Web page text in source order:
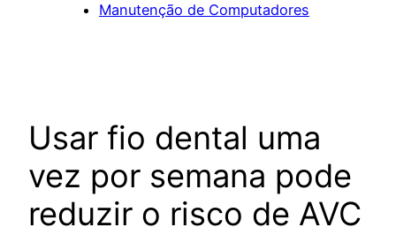
Manutenção de Computadores
Usar fio dental uma
vez por semana pode
reduzir o risco de AVC